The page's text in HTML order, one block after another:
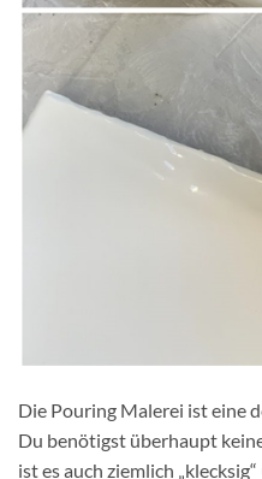
Die Pouring Malerei ist eine
Du benötigst überhaupt
ist es auch ziemlich